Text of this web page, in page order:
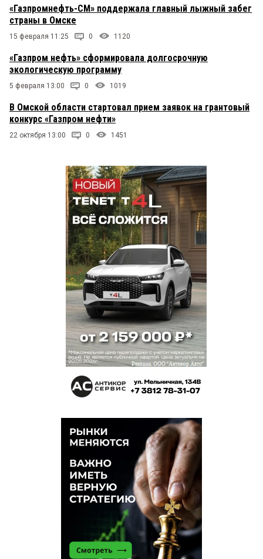
«Газпромнефть-СМ» поддержала главный лыжный забег
страны в Омске
15 февраля 11:25 0 1120
«Газпром нефть» сформировала долгосрочную
экологическую программу
5 февраля 13:00 0 1019
В Омской области стартовал прием заявок на грантовый
конкурс «Газпром нефти»
22 октября 13:00 0 1451